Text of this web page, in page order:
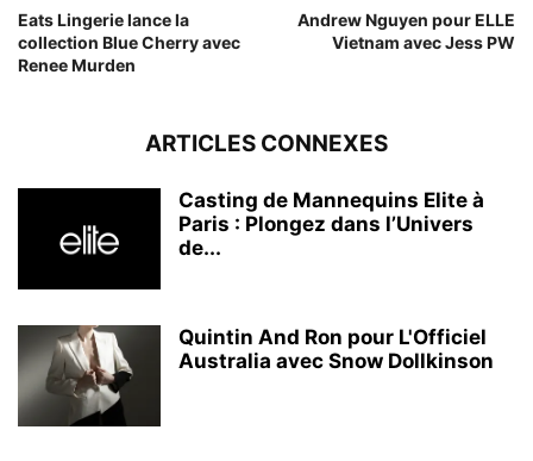
Eats Lingerie lance la
collection Blue Cherry avec
Renee Murden
Andrew Nguyen pour ELLE
Vietnam avec Jess PW
ARTICLES CONNEXES
Casting de Mannequins Elite à
Paris : Plongez dans l’Univers
de...
Quintin And Ron pour L'Officiel
Australia avec Snow Dollkinson